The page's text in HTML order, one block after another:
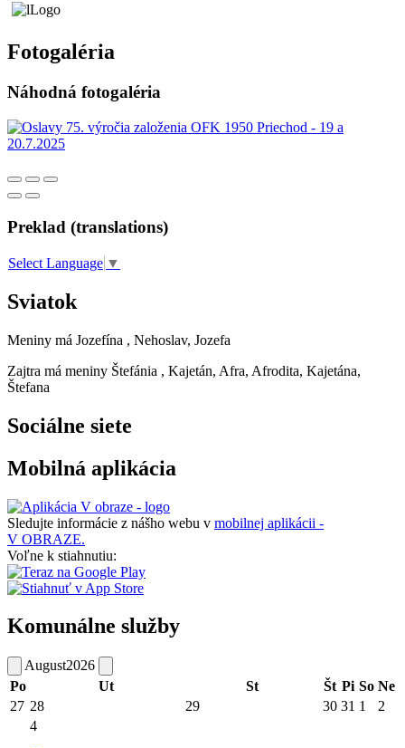
Fotogaléria
Náhodná fotogaléria
Preklad (translations)
Select Language ▼
Sviatok
Meniny má Jozefína , Nehoslav, Jozefa
Zajtra má meniny Štefánia , Kajetán, Afra, Afrodita, Kajetána,
Štefana
Sociálne siete
Mobilná aplikácia
Sledujte informácie z nášho webu v mobilnej aplikácii -
V OBRAZE.
Voľne k stiahnutiu:
Komunálne služby
August2026
Po
Ut St Št Pi So Ne
27 28 29 30 31 1 2
4